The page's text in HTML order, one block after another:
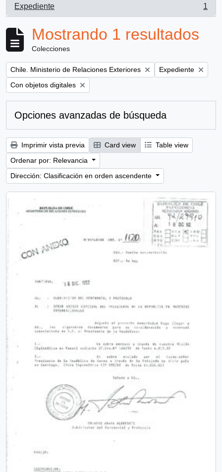
Expediente
, 1 resultados
1
Mostrando 1 resultados
Colecciones
Remove filter:
Chile. Ministerio de Relaciones Exteriores Remove filter:
Expediente
Remove filter:
Con objetos digitales
Opciones avanzadas de búsqueda
Imprimir vista previa Card view
Table view
Ordenar por: Relevancia
Dirección: Clasificación en orden ascendente